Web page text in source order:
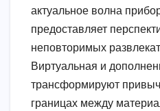
актуальное волна
предоставляет
неповторимых
Виртуальная и
трансформируют
границах между